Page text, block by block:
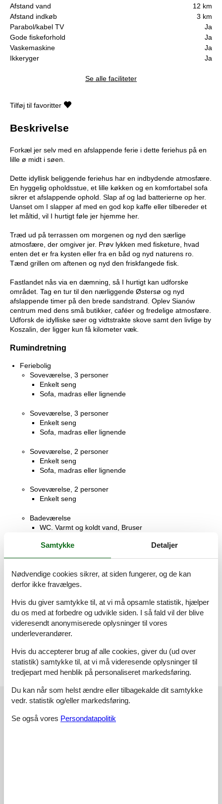
Afstand vand
12 km
Afstand indkøb
3 km
Parabol/kabel TV
Ja
Gode fiskeforhold
Ja
Vaskemaskine
Ja
Ikkeryger
Ja
Se alle faciliteter
Tilføj til favoritter
Beskrivelse
Forkæl jer selv med en afslappende ferie i dette feriehus på en
lille ø midt i søen.
Dette idyllisk beliggende feriehus har en indbydende atmosfære.
En hyggelig opholdsstue, et lille køkken og en komfortabel sofa
sikrer et afslappende ophold. Slap af og lad batterierne op her.
Uanset om I slapper af med en god kop kaffe eller tilbereder et
let måltid, vil I hurtigt føle jer hjemme her.
Træd ud på terrassen om morgenen og nyd den særlige
atmosfære, der omgiver jer. Prøv lykken med fisketure, hvad
enten det er fra kysten eller fra en båd og nyd naturens ro.
Tænd grillen om aftenen og nyd den friskfangede fisk.
Fastlandet nås via en dæmning, så I hurtigt kan udforske
området. Tag en tur til den nærliggende Østersø og nyd
afslappende timer på den brede sandstrand. Oplev Sianów
centrum med dens små butikker, caféer og fredelige atmosfære.
Udforsk de idylliske søer og vidtstrakte skove samt den livlige by
Koszalin, der ligger kun få kilometer væk.
Rumindretning
Feriebolig
Soveværelse, 3 personer
Enkelt seng
Sofa, madras eller lignende
Soveværelse, 3 personer
Enkelt seng
Sofa, madras eller lignende
Soveværelse, 2 personer
Enkelt seng
Sofa, madras eller lignende
Soveværelse, 2 personer
Enkelt seng
Badeværelse
WC. Varmt og koldt vand, Bruser
Badeværelse
WC. Varmt og koldt vand, Bruser
Badeværelse
WC. Varmt og koldt vand, Bruser
Badeværelse
WC. Varmt og koldt vand, Bruser
Terrasse
Vores gæsteanmeldelser
Samtykke Detaljer
Nødvendige cookies sikrer, at siden fungerer, og de kan
derfor ikke fravælges.
Hvis du giver samtykke til, at vi må opsamle statistik, hjælper
du os med at forbedre og udvikle siden. I så fald vil der blive
videresendt anonymiserede oplysninger til vores
underleverandører.
Hvis du accepterer brug af alle cookies, giver du (ud over
statistik) samtykke til, at vi må videresende oplysninger til
tredjepart med henblik på personaliseret markedsføring.
Du kan når som helst ændre eller tilbagekalde dit samtykke
vedr. statistik og/eller markedsføring.
Se også vores Persondatapolitik